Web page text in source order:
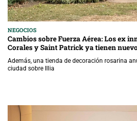
NEGOCIOS
Cambios sobre Fuerza Aérea: Los ex
Corales y Saint Patrick ya tienen
Además, una tienda de decoración rosarina
ciudad sobre Illia